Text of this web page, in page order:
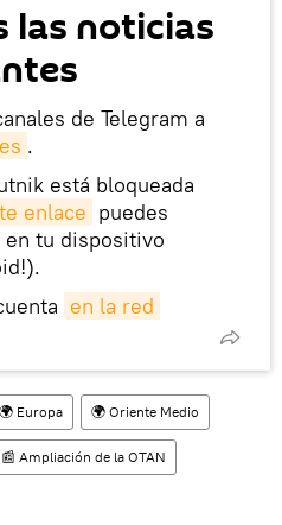
las noticias
de Telegram a
.
está bloqueada
enlace puedes
en tu dispositivo
en la red
🌍 Europa 🌍 Oriente Medio
📰 Ampliación de la OTAN